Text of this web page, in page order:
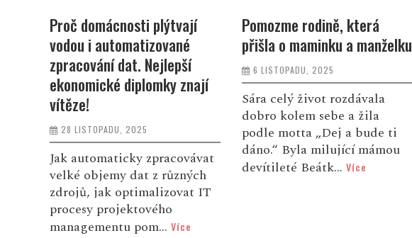
Proč domácnosti plýtvají
vodou i automatizované
zpracování dat. Nejlepší
ekonomické diplomky znají
vítěze!
28 LISTOPADU, 2025
Jak automaticky zpracovávat
velké objemy dat z různých
zdrojů, jak optimalizovat IT
procesy projektového
managementu pom... Více
Pomozme rodině, která
přišla o maminku a manželku
6 LISTOPADU, 2025
Sára celý život rozdávala
dobro kolem sebe a žila
podle motta „Dej a bude ti
dáno.“ Byla milující mámou
devítileté Beátk... Více